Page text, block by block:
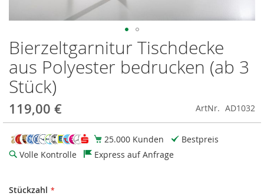
Bierzeltgarnitur Tischdecke
aus Polyester bedrucken (ab 3
Stück)
119,00 € ArtNr. AD1032
25.000 Kunden
Bestpreis
Volle Kontrolle
Express auf Anfrage
Stückzahl
Zum
Anfang
der
Bildgalerie
springen